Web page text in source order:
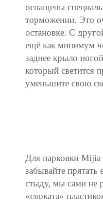
оснащены
торможении. Это
остановке. С
ещё как минимум
заднее крыло
который светится
уменьшите свою
Для парковки Mijia
забывайте
стыду, мы сами не
«сяоката»